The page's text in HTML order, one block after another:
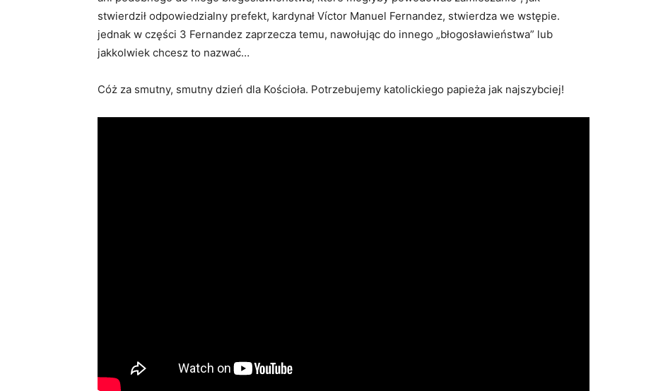
stwierdził odpowiedzialny prefekt, kardynał Víctor Manuel Fernandez, stwierdza we wstępie.
jednak w części 3 Fernandez zaprzecza temu, nawołując do innego „błogosławieństwa” lub
jakkolwiek chcesz to nazwać…
Cóż za smutny, smutny dzień dla Kościoła. Potrzebujemy katolickiego papieża jak najszybciej!